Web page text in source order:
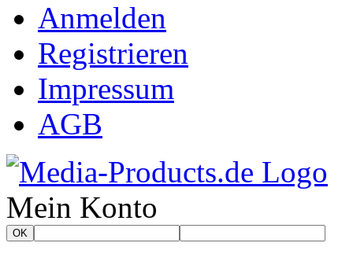
Anmelden
Registrieren
Impressum
AGB
Mein Konto
OK